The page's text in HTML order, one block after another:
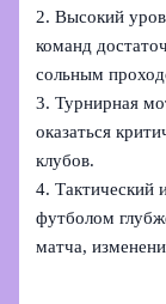
2. Высокий
команд
сольным
3. Турнирная
оказаться
клубов.
4. Тактический
футболом
матча,